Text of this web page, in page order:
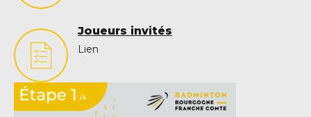
Joueurs invités
Lien